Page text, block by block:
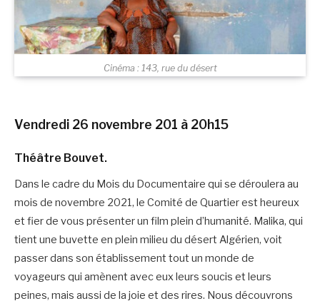
Cinéma : 143, rue du désert
Vendredi 26 novembre 201 à 20h15
Théâtre Bouvet.
Dans le cadre du Mois du Documentaire qui se déroulera au
mois de novembre 2021, le Comité de Quartier est heureux
et fier de vous présenter un film plein d’humanité. Malika, qui
tient une buvette en plein milieu du désert Algérien, voit
passer dans son établissement tout un monde de
voyageurs qui amènent avec eux leurs soucis et leurs
peines, mais aussi de la joie et des rires. Nous découvrons